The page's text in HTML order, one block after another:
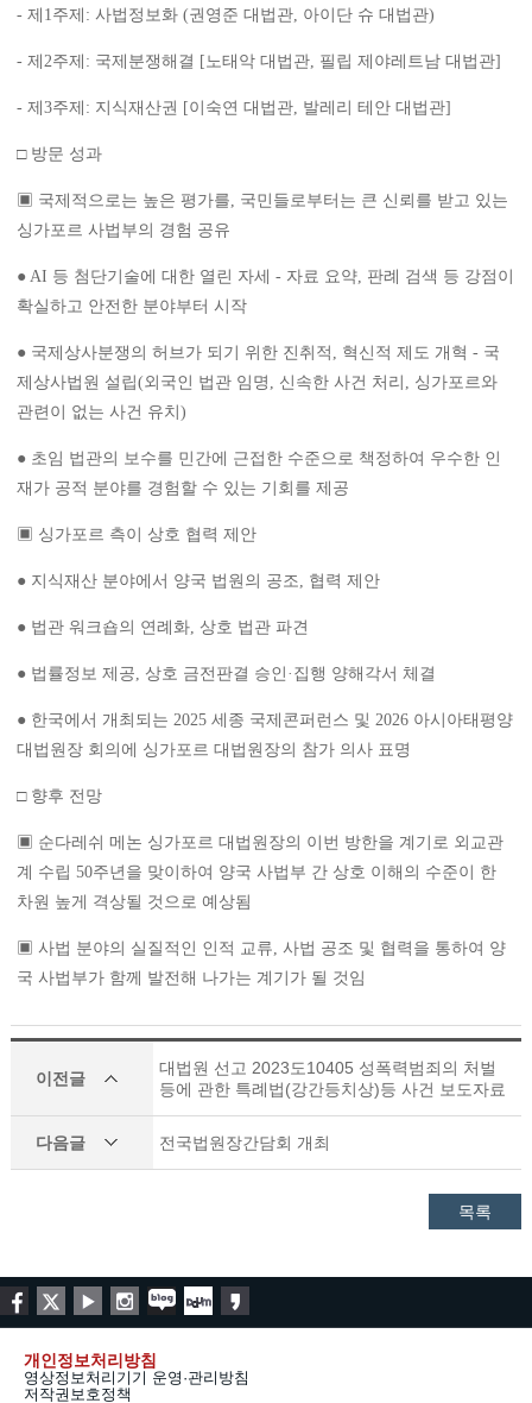
- 제1주제: 사법정보화 (권영준 대법관, 아이단 슈 대법관)
- 제2주제: 국제분쟁해결 [노태악 대법관, 필립 제야레트남 대법관]
- 제3주제: 지식재산권 [이숙연 대법관, 발레리 테안 대법관]
□ 방문 성과
▣ 국제적으로는 높은 평가를, 국민들로부터는 큰 신뢰를 받고 있는
싱가포르 사법부의 경험 공유
● AI 등 첨단기술에 대한 열린 자세 - 자료 요약, 판례 검색 등 강점이
확실하고 안전한 분야부터 시작
● 국제상사분쟁의 허브가 되기 위한 진취적, 혁신적 제도 개혁 - 국
제상사법원 설립(외국인 법관 임명, 신속한 사건 처리, 싱가포르와
관련이 없는 사건 유치)
● 초임 법관의 보수를 민간에 근접한 수준으로 책정하여 우수한 인
재가 공적 분야를 경험할 수 있는 기회를 제공
▣ 싱가포르 측이 상호 협력 제안
● 지식재산 분야에서 양국 법원의 공조, 협력 제안
● 법관 워크숍의 연례화, 상호 법관 파견
● 법률정보 제공, 상호 금전판결 승인·집행 양해각서 체결
● 한국에서 개최되는 2025 세종 국제콘퍼런스 및 2026 아시아태평양
대법원장 회의에 싱가포르 대법원장의 참가 의사 표명
□ 향후 전망
▣ 순다레쉬 메논 싱가포르 대법원장의 이번 방한을 계기로 외교관
계 수립 50주년을 맞이하여 양국 사법부 간 상호 이해의 수준이 한
차원 높게 격상될 것으로 예상됨
▣ 사법 분야의 실질적인 인적 교류, 사법 공조 및 협력을 통하여 양
국 사법부가 함께 발전해 나가는 계기가 될 것임
이전글
대법원 선고 2023도10405 성폭력범죄의 처벌
등에 관한 특례법(강간등치상)등 사건 보도자료
다음글 전국법원장간담회 개최
목록
개인정보처리방침
영상정보처리기기 운영·관리방침
저작권보호정책